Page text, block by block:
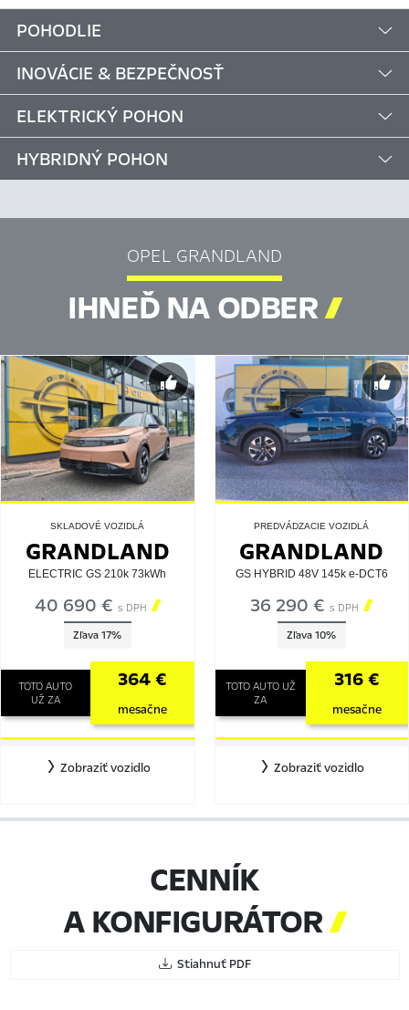
POHODLIE
INOVÁCIE & BEZPEČNOSŤ
ELEKTRICKÝ POHON
HYBRIDNÝ POHON
OPEL GRANDLAND
IHNEĎ NA ODBER
SKLADOVÉ VOZIDLÁ
GRANDLAND
ELECTRIC GS 210k 73kWh
40 690 € s DPH 
Zľava 17%
TOTO AUTO
UŽ ZA
364 €
mesačne
Zobraziť vozidlo
PREDVÁDZACIE VOZIDLÁ
GRANDLAND
GS HYBRID 48V 145k e-DCT6
36 290 €s DPH 
Zľava 10%
TOTO AUTO UŽ
ZA
316 €
mesačne
Zobraziť vozidlo
CENNÍK
A KONFIGURÁTOR
Stiahnuť PDF